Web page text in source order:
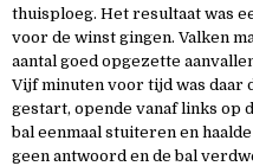
thuisploeg. Het resultaat was
voor de winst gingen. Valken
aantal goed opgezette
Vijf minuten voor tijd was daar
gestart, opende vanaf links op
bal eenmaal stuiteren en
geen antwoord en de bal